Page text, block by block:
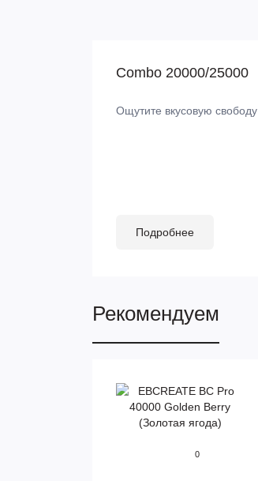
Combo 20000/25000
Ощутите вкусовую свободу
Подробнее
Рекомендуем
0